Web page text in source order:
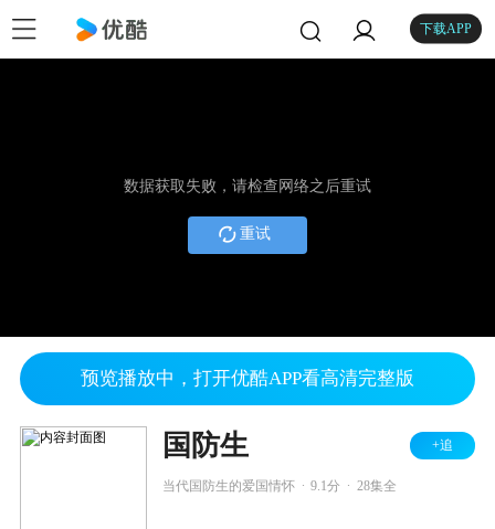
下载APP
数据获取失败，请检查网络之后重试
重试
预览播放中，打开优酷APP看高清完整版
国防生 +追
当代国防生的爱国情怀 9.1分 28集全